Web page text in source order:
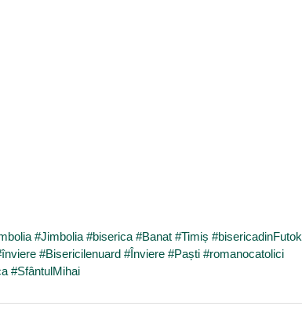
#Jimbolia #biserica #Banat #Timiș #bisericadinFutok
#Bisericilenuard #Înviere #Paști #romanocatolici
#SfântulMihai